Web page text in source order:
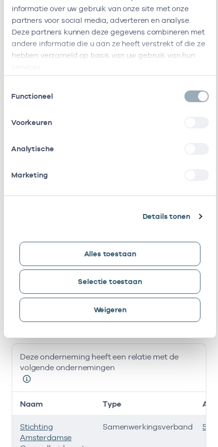
informatie over uw gebruik van onze site met onze
partners voor social media, adverteren en analyse.
Deze partners kunnen deze gegevens combineren met
andere informatie die u aan ze heeft verstrekt of die ze
hebben verzameld op basis van uw gebruik van hun
Functioneel
Voorkeuren
Analytische
Marketing
Details tonen
Alles toestaan
Selectie toestaan
Weigeren
Deze onderneming heeft de volgende vestigingen
Verhaar
Houtenlaan
1b
1381CN
Weesp
Zorgverleners
zorgverleners
Bij deze onderneming werken de volgende
Naam
M.
01026736 01-02-2017
P.E.
01-07-2021
Besten-
Verhaar
Eigenaar 01027247
Deze onderneming heeft een relatie met de
volgende ondernemingen
Naam Type
Stichting
Amsterdamse
Samenwerkingsverband